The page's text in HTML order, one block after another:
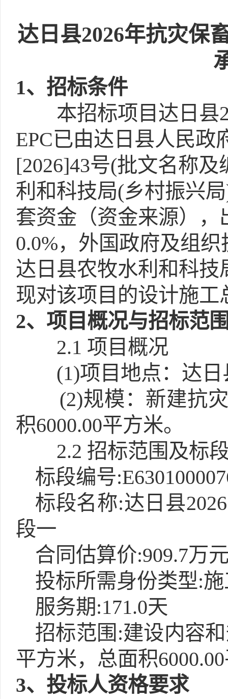
达日县2026年抗灾保
1、招标条件
本招标项目达日县
EPC已由达日县人民
[2026]43号(批文名称
利和科技局(乡村振兴
套资金（资金来源），
0.0%，外国政府及组
达日县农牧水利和科
现对该项目的设计施
2、项目概况与招标范
2.1 项目概况
(1)项目地点：达
(2)规模：新建抗
积6000.00平方米。
2.2 招标范围及标
标段编号
标段名称:达日县
段一
合同估算价:909.7万
投标所需身份类型:
服务期:171.0天
招标范围:建设内容
平方米，总面积
3、投标人资格要求